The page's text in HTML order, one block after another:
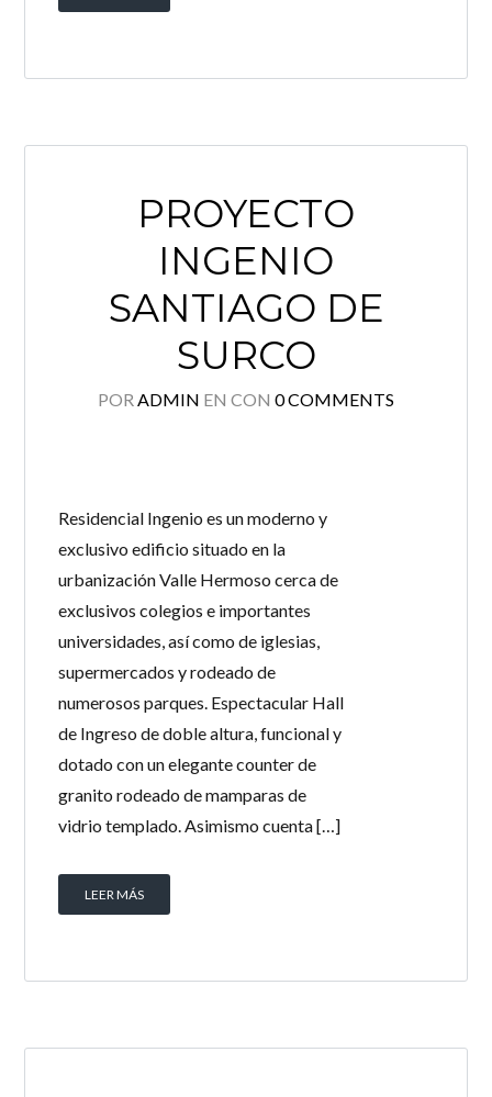
PROYECTO
INGENIO
SANTIAGO DE
SURCO
POR ADMIN EN CON 0 COMMENTS
Residencial Ingenio es un moderno y
exclusivo edificio situado en la
urbanización Valle Hermoso cerca de
exclusivos colegios e importantes
universidades, así como de iglesias,
supermercados y rodeado de
numerosos parques. Espectacular Hall
de Ingreso de doble altura, funcional y
dotado con un elegante counter de
granito rodeado de mamparas de
vidrio templado. Asimismo cuenta […]
LEER MÁS